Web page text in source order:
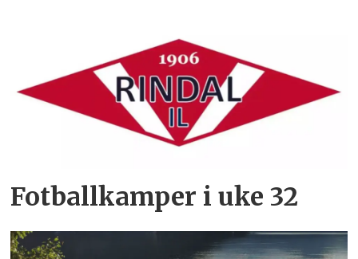
Fotballkamper i uke 32